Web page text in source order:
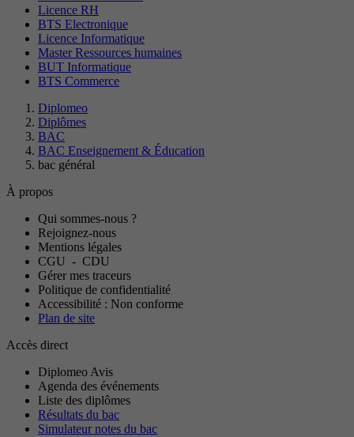
Licence RH
BTS Electronique
Licence Informatique
Master Ressources humaines
BUT Informatique
BTS Commerce
Diplomeo
Diplômes
BAC
BAC Enseignement & Éducation
bac général
À propos
Qui sommes-nous ?
Rejoignez-nous
Mentions légales
CGU - CDU
Gérer mes traceurs
Politique de confidentialité
Accessibilité : Non conforme
Plan de site
Accès direct
Diplomeo Avis
Agenda des événements
Liste des diplômes
Résultats du bac
Simulateur notes du bac